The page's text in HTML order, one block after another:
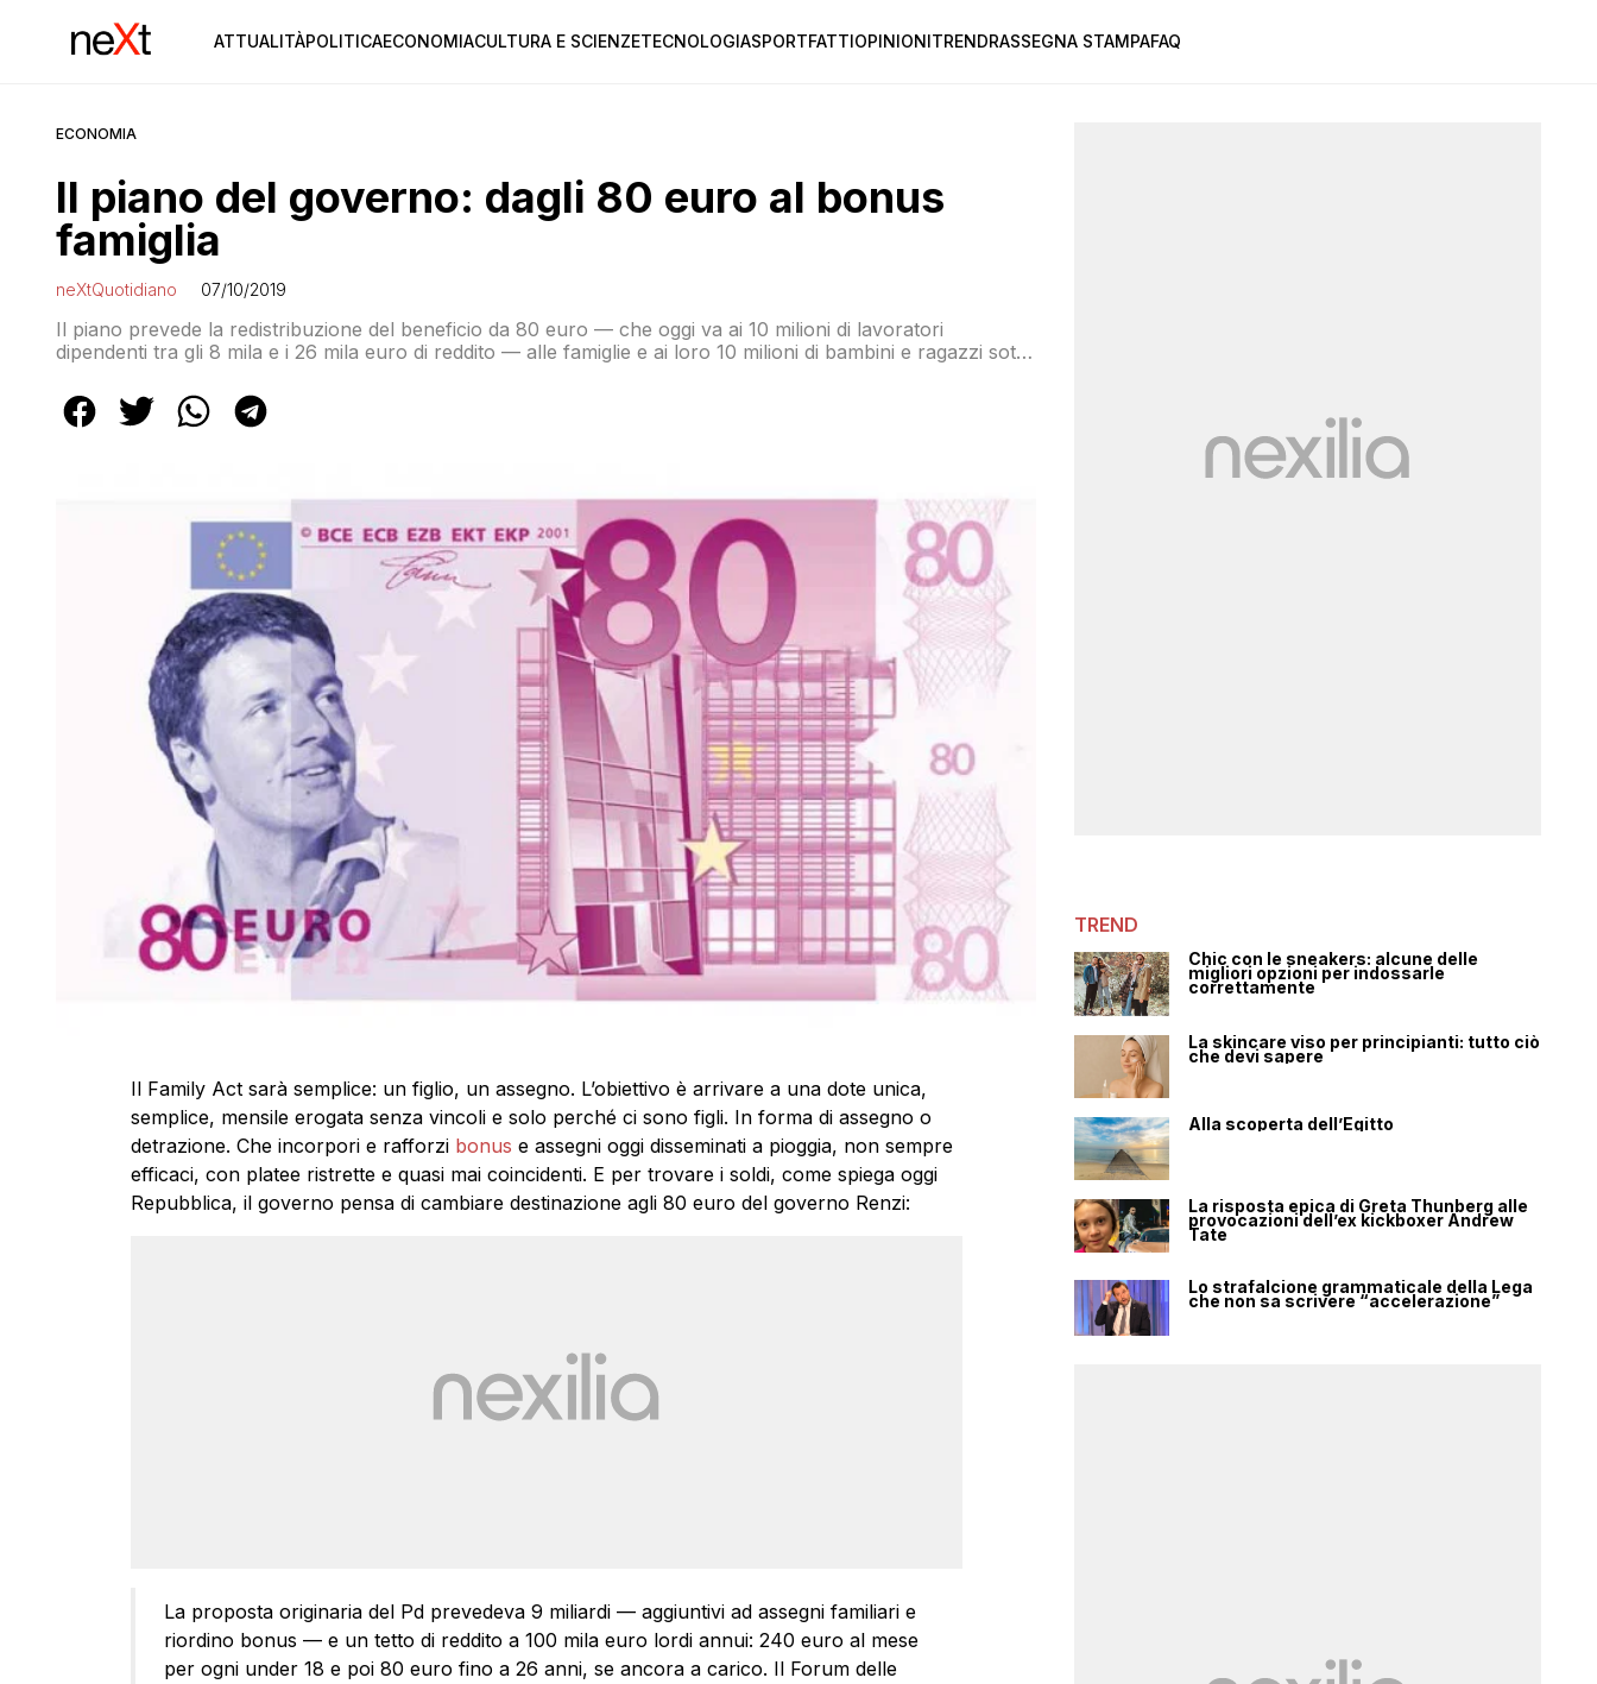
ATTUALITÀPOLITICAECONOMIACULTURA E SCIENZETECNOLOGIASPORTFATTIOPINIONITRENDRASSEGNA STAMPAFAQ
ECONOMIA
Il piano del governo: dagli 80 euro al bonus
famiglia
neXtQuotidiano 07/10/2019
Il piano prevede la redistribuzione del beneficio da 80 euro — che oggi va ai 10 milioni di lavoratori
dipendenti tra gli 8 mila e i 26 mila euro di reddito — alle famiglie e ai loro 10 milioni di bambini e ragazzi sotto
Il Family Act sarà semplice: un figlio, un assegno. L’obiettivo è arrivare a una dote unica,
semplice, mensile erogata senza vincoli e solo perché ci sono figli. In forma di assegno o
detrazione. Che incorpori e rafforzi bonus e assegni oggi disseminati a pioggia, non sempre
efficaci, con platee ristrette e quasi mai coincidenti. E per trovare i soldi, come spiega oggi
Repubblica, il governo pensa di cambiare destinazione agli 80 euro del governo Renzi:
La proposta originaria del Pd prevedeva 9 miliardi — aggiuntivi ad assegni familiari e
riordino bonus — e un tetto di reddito a 100 mila euro lordi annui: 240 euro al mese
per ogni under 18 e poi 80 euro fino a 26 anni, se ancora a carico. Il Forum delle
TREND
Chic con le sneakers: alcune delle
migliori opzioni per indossarle
correttamente
La skincare viso per principianti: tutto ciò
che devi sapere
Alla scoperta dell’Egitto
La risposta epica di Greta Thunberg alle
provocazioni dell’ex kickboxer Andrew
Tate
Lo strafalcione grammaticale della Lega
che non sa scrivere “accelerazione”